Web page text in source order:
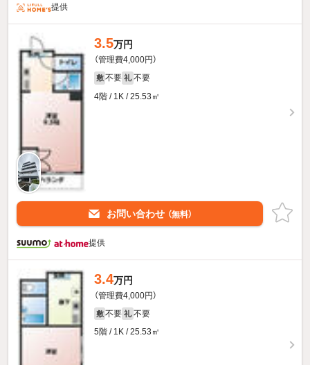
提供
3.5万円
（管理費4,000円）
敷 不要 礼 不要
4階 / 1K / 25.53㎡
お問い合わせ （無料）
提供
3.4万円
（管理費4,000円）
敷 不要 礼 不要
5階 / 1K / 25.53㎡